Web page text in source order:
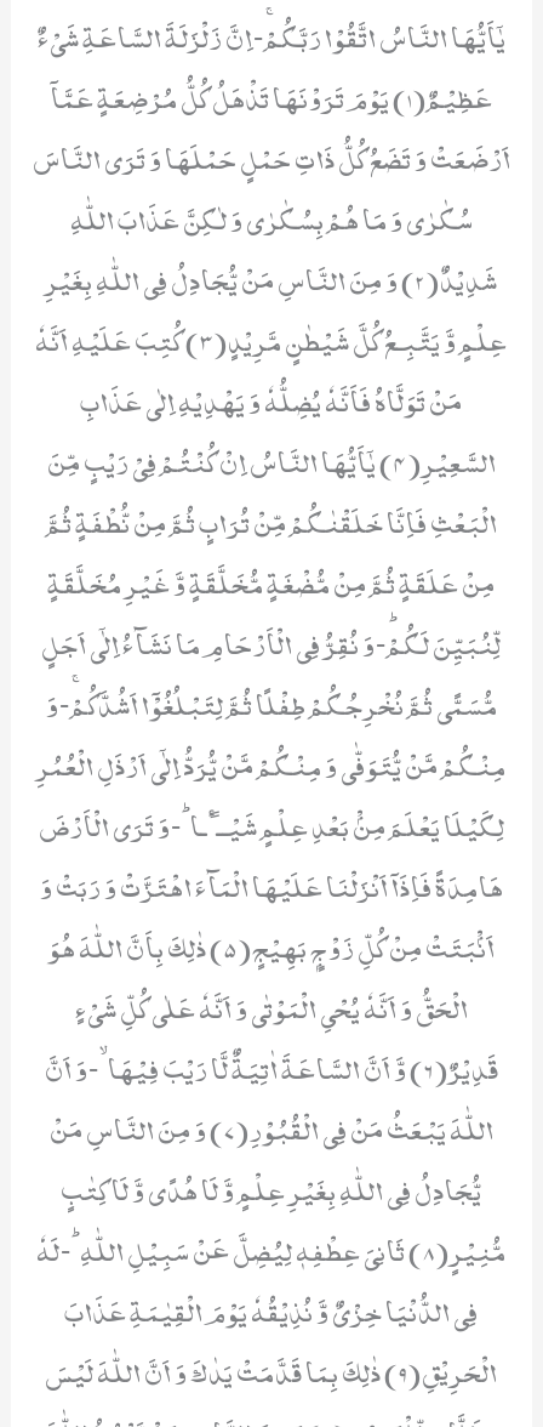
یٰۤاَیُّهَا النَّاسُ اتَّقُوْا رَبَّكُمْۚ-اِنَّ زَلْزَلَةَ السَّاعَةِ شَیْءٌ
عَظِیْمٌ(1) یَوْمَ تَرَوْنَهَا تَذْهَلُ كُلُّ مُرْضِعَةٍ عَمَّاۤ
اَرْضَعَتْ وَ تَضَعُ كُلُّ ذَاتِ حَمْلٍ حَمْلَهَا وَ تَرَى النَّاسَ
سُكٰرٰى وَ مَا هُمْ بِسُكٰرٰى وَ لٰكِنَّ عَذَابَ اللّٰهِ
شَدِیْدٌ(2) وَ مِنَ النَّاسِ مَنْ یُّجَادِلُ فِی اللّٰهِ بِغَیْرِ
عِلْمٍ وَّ یَتَّبِـعُ كُلَّ شَیْطٰنٍ مَّرِیْدٍ(3) كُتِبَ عَلَیْهِ اَنَّهٗ
مَنْ تَوَلَّاهُ فَاَنَّهٗ یُضِلُّهٗ وَ یَهْدِیْهِ اِلٰى عَذَابِ
السَّعِیْرِ(4) یٰۤاَیُّهَا النَّاسُ اِنْ كُنْتُمْ فِیْ رَیْبٍ مِّنَ
الْبَعْثِ فَاِنَّا خَلَقْنٰكُمْ مِّنْ تُرَابٍ ثُمَّ مِنْ نُّطْفَةٍ ثُمَّ
مِنْ عَلَقَةٍ ثُمَّ مِنْ مُّضْغَةٍ مُّخَلَّقَةٍ وَّ غَیْرِ مُخَلَّقَةٍ
لِّنُبَیِّنَ لَكُمْؕ-وَ نُقِرُّ فِی الْاَرْحَامِ مَا نَشَآءُ اِلٰۤى اَجَلٍ
مُّسَمًّى ثُمَّ نُخْرِجُكُمْ طِفْلًا ثُمَّ لِتَبْلُغُوْۤا اَشُدَّكُمْۚ-وَ
مِنْكُمْ مَّنْ یُّتَوَفّٰى وَ مِنْكُمْ مَّنْ یُّرَدُّ اِلٰۤى اَرْذَلِ الْعُمُرِ
لِكَیْلَا یَعْلَمَ مِنْۢ بَعْدِ عِلْمٍ شَیْــٴًـاؕ-وَ تَرَى الْاَرْضَ
هَامِدَةً فَاِذَاۤ اَنْزَلْنَا عَلَیْهَا الْمَآءَ اهْتَزَّتْ وَ رَبَتْ وَ
اَنْۢبَتَتْ مِنْ كُلِّ زَوْجٍۭ بَهِیْجٍ(5) ذٰلِكَ بِاَنَّ اللّٰهَ هُوَ
الْحَقُّ وَ اَنَّهٗ یُحْیِ الْمَوْتٰى وَ اَنَّهٗ عَلٰى كُلِّ شَیْءٍ
قَدِیْرٌ(6) وَّ اَنَّ السَّاعَةَ اٰتِیَةٌ لَّا رَیْبَ فِیْهَاۙ-وَ اَنَّ
اللّٰهَ یَبْعَثُ مَنْ فِی الْقُبُوْرِ(7) وَ مِنَ النَّاسِ مَنْ
یُّجَادِلُ فِی اللّٰهِ بِغَیْرِ عِلْمٍ وَّ لَا هُدًى وَّ لَا كِتٰبٍ
مُّنِیْرٍ(8) ثَانِیَ عِطْفِهٖ لِیُضِلَّ عَنْ سَبِیْلِ اللّٰهِؕ-لَهٗ
فِی الدُّنْیَا خِزْیٌ وَّ نُذِیْقُهٗ یَوْمَ الْقِیٰمَةِ عَذَابَ
الْحَرِیْقِ(9) ذٰلِكَ بِمَا قَدَّمَتْ یَدٰكَ وَ اَنَّ اللّٰهَ لَیْسَ